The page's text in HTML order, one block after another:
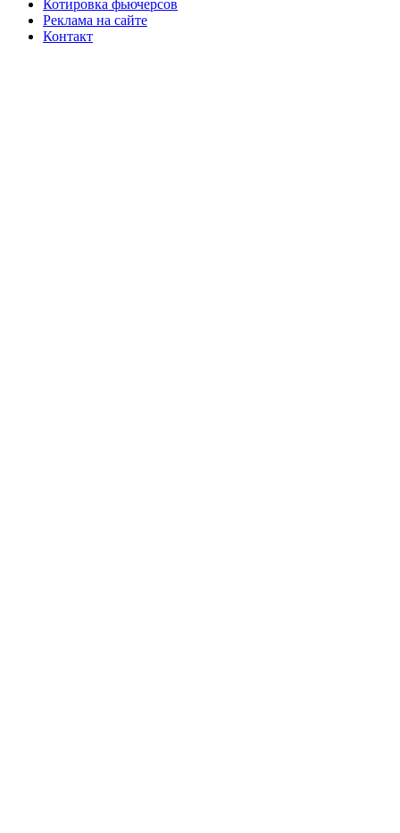
Котировка фьючерсов
Реклама на сайте
Контакт